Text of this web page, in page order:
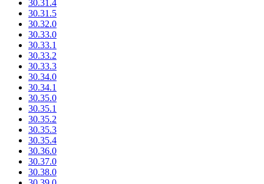
30.31.4
30.31.5
30.32.0
30.33.0
30.33.1
30.33.2
30.33.3
30.34.0
30.34.1
30.35.0
30.35.1
30.35.2
30.35.3
30.35.4
30.36.0
30.37.0
30.38.0